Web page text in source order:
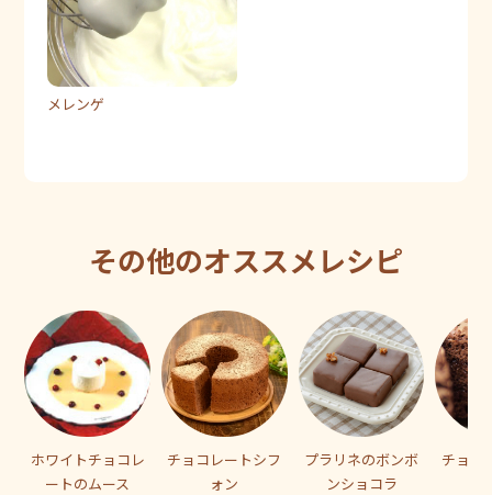
メレンゲ
その他のオススメレシピ
ホワイトチョコレ
ートのムース
チョコレートシフ
ォン
プラリネのボンボ
ンショコラ
チョコ